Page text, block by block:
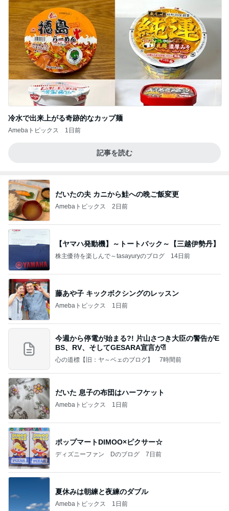
冷水で出来上がる奇跡的なカップ麺
Amebaトピックス 1日前
記事を読む
だいたの夫 カニから鮭への晩ご飯変更
Amebaトピックス 2日前
【ヤマハ発動機】～トートバック～【三越伊勢丹】
株主優待を楽しんで～tasayuryのブログ 14日前
藤あや子 キックボクシングのレッスン
Amebaトピックス 1日前
今週から停電が始まる?! 片山さつき大臣の警告がE
BS、RV、そしてGESARA宣言が⁈
心の道標【旧：ヤ～ベェのブログ】 7時間前
だいた 息子の布団はハーフケット
Amebaトピックス 1日前
ポップマートDIMOO×ピクサー☆
ディズニーファン Dのブログ 7日前
夏休みは朝練と夜練のダブル
Amebaトピックス 1日前